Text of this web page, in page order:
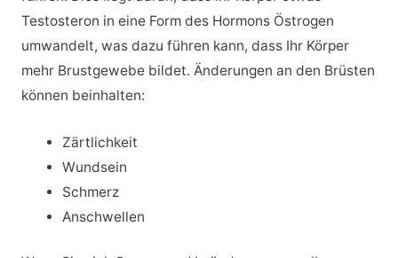
Testosteron in eine Form des Hormons Östrogen
umwandelt, was dazu führen kann, dass Ihr Körper
mehr Brustgewebe bildet. Änderungen an den Brüsten
können beinhalten:
Zärtlichkeit
Wundsein
Schmerz
Anschwellen